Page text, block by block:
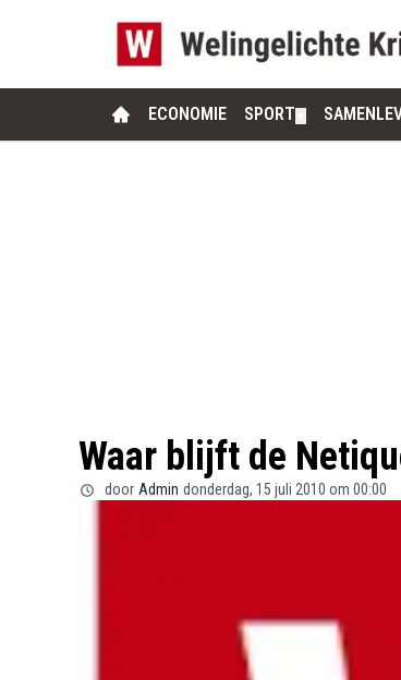
ECONOMIE SPORT
Waar blijft de
door Admin donderdag, 15 juli 2010 om 00:00